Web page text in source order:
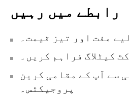
رابطے میں رہیں
مفت اور تیز قیمت۔
کیٹلاگ فراہم کریں۔
سے آپ کے مقامی کرین
پروجیکٹس۔